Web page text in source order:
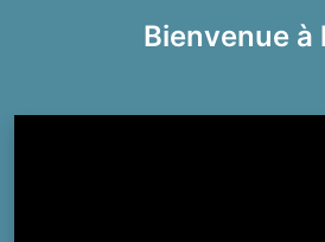
Bienvenue à